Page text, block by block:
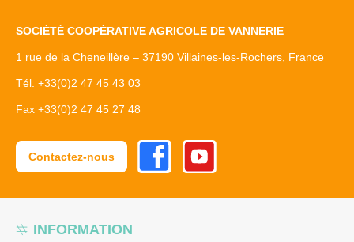
INFORMATION
SOCIÉTÉ COOPÉRATIVE AGRICOLE DE VANNERIE
1 rue de la Cheneillère – 37190 Villaines-les-Rochers, France
Tél. +33(0)2 47 45 43 03
Fax +33(0)2 47 45 27 48
Contactez-nous
FacebookYoutube